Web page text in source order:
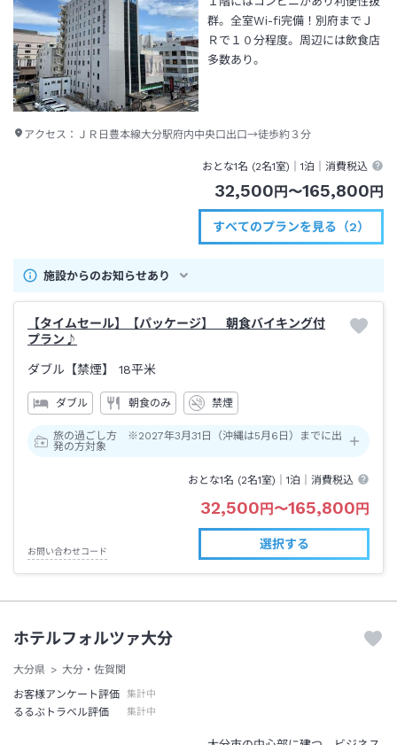
群。全室Wi-fi完備！別府までＪ
Ｒで１０分程度。周辺には飲食店
多数あり。
アクセス： ＪＲ日豊本線大分駅府内中央口出口→徒歩約３分
おとな1名 (2名1室)｜1泊 ｜消費税込
32,500円〜165,800円
すべてのプランを見る（2）
施設からのお知らせあり
【タイムセール】【パッケージ】 朝食バイキング付
プラン♪
ダブル【禁煙】 18平米
ダブル 朝食のみ 禁煙
旅の過ごし方 ※2027年3月31日（沖縄は5月6日）までに出
発の方対象
おとな1名 (2名1室)｜1泊 ｜消費税込
32,500円〜165,800円
お問い合わせコード
選択する
ホテルフォルツァ大分
大分県
大分・佐賀関
お客様アンケート評価
集計中
るるぶトラベル評価 集計中